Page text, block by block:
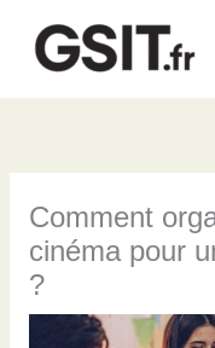
contenu
Comment
cinéma pour
?